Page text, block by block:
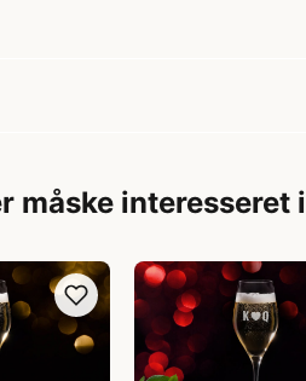
måske interesseret i